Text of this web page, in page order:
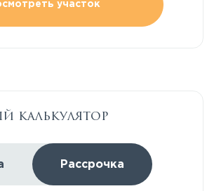
участок
калькулятор
Рассрочка